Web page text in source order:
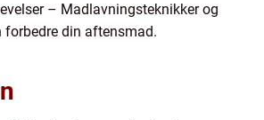
– Madlavningsteknikker og
forbedre din aftensmad.